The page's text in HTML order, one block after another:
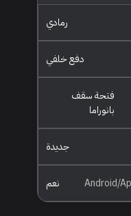
رمادي
دفع خلفي
فتحة سقف
بانوراما
جديدة
نعم